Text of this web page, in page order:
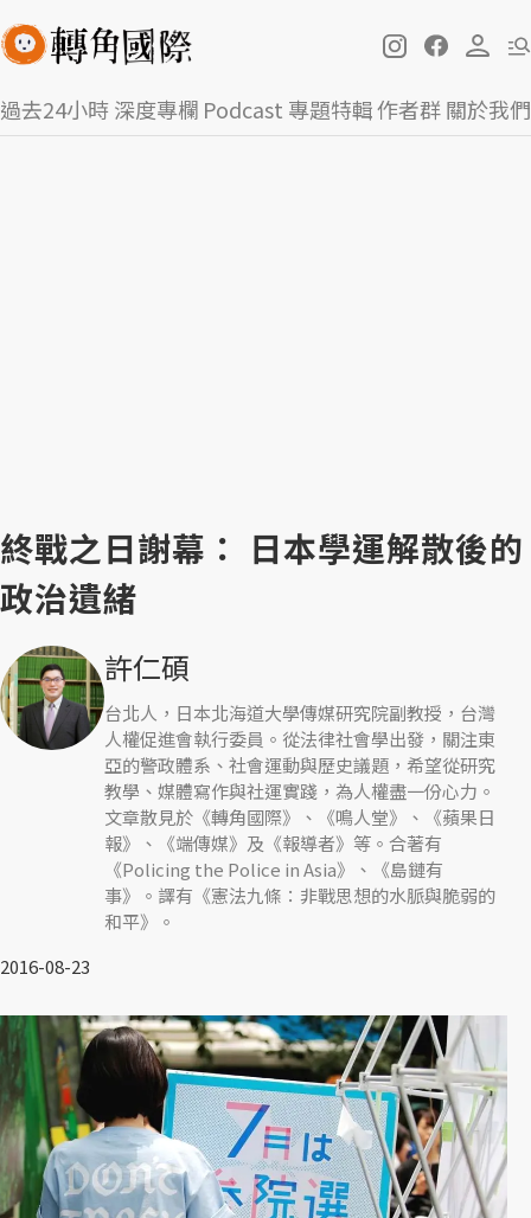
過去24小時深度專欄 Podcast 專題特輯作者群關於我們
終戰之日謝幕： 日本學運解散後的
政治遺緒
許仁碩
台北人，日本北海道大學傳媒研究院副教授，台灣
人權促進會執行委員。從法律社會學出發，關注東
亞的警政體系、社會運動與歷史議題，希望從研究
教學、媒體寫作與社運實踐，為人權盡一份心力。
文章散見於《轉角國際》、《鳴人堂》、《蘋果日
報》、《端傳媒》及《報導者》等。合著有
《Policing the Police in Asia》、《島鏈有
事》。譯有《憲法九條：非戰思想的水脈與脆弱的
和平》。
2016-08-23